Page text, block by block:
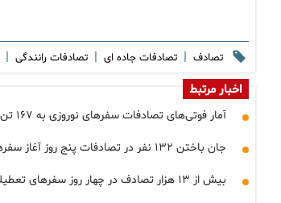
تصادف | تصادفات جاده ای | تصادفات رانندگی |
اخبار مرتبط
آمار فوتی‌های تصادفات سفرهای نوروزی به ۱۶۷ تن رسید
جان باختن ۱۳۲ نفر در تصادفات پنج روز آغاز سفرهای نوروزی
بیش از ۱۳ هزار تصادف در چهار روز سفرهای تعطیلات نوروزی